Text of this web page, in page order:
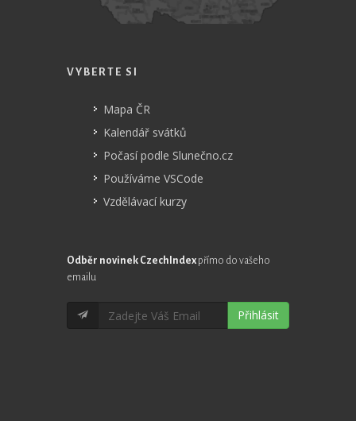
VYBERTE SI
Mapa ČR
Kalendář svátků
Počasí podle Slunečno.cz
Používáme VSCode
Vzdělávací kurzy
Odběr novinek CzechIndex přímo do vašeho
emailu
Přihlásit